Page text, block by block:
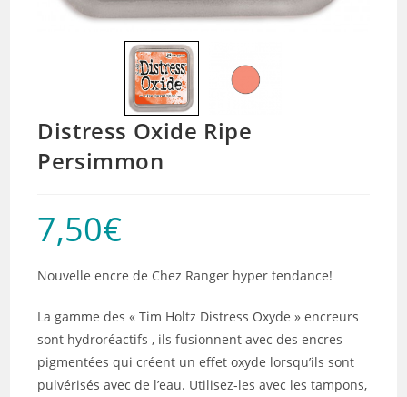
Distress Oxide Ripe
Persimmon
7,50€
Nouvelle encre de Chez Ranger hyper tendance!
La gamme des « Tim Holtz Distress Oxyde » encreurs
sont hydroréactifs , ils fusionnent avec des encres
pigmentées qui créent un effet oxyde lorsqu’ils sont
pulvérisés avec de l’eau. Utilisez-les avec les tampons,